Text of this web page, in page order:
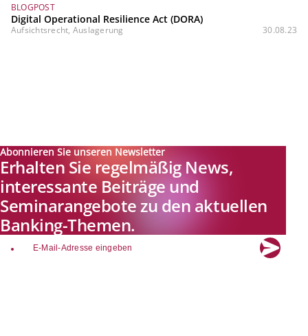
BLOGPOST
Digital Operational Resilience Act (DORA)
Aufsichtsrecht, Auslagerung 30.08.23
Abonnieren Sie unseren Newsletter
Erhalten Sie regelmäßig News,
interessante Beiträge und
Seminarangebote zu den aktuellen
Banking-Themen.
email